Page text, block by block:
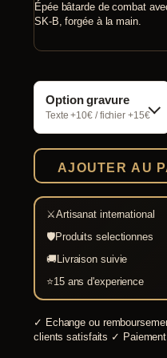
Épée bâtarde de combat
SK-B, forgée à la main.
Option gravure
Texte +10€ / fichier +15€
AJOUTER AU
⚔Artisanat international
🛡Produits selectionnes
🚚Livraison suivie
⭐15 ans d'experience
✓ Echange ou
clients satisfaits ✓